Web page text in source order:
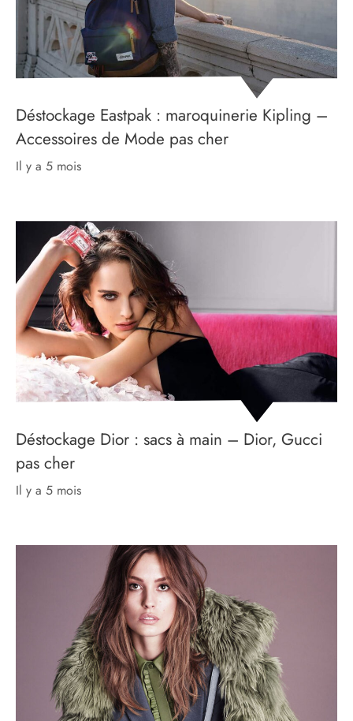
Déstockage Eastpak : maroquinerie Kipling –
Accessoires de Mode pas cher
il y a 5 mois
Déstockage Dior : sacs à main – Dior, Gucci
pas cher
il y a 5 mois